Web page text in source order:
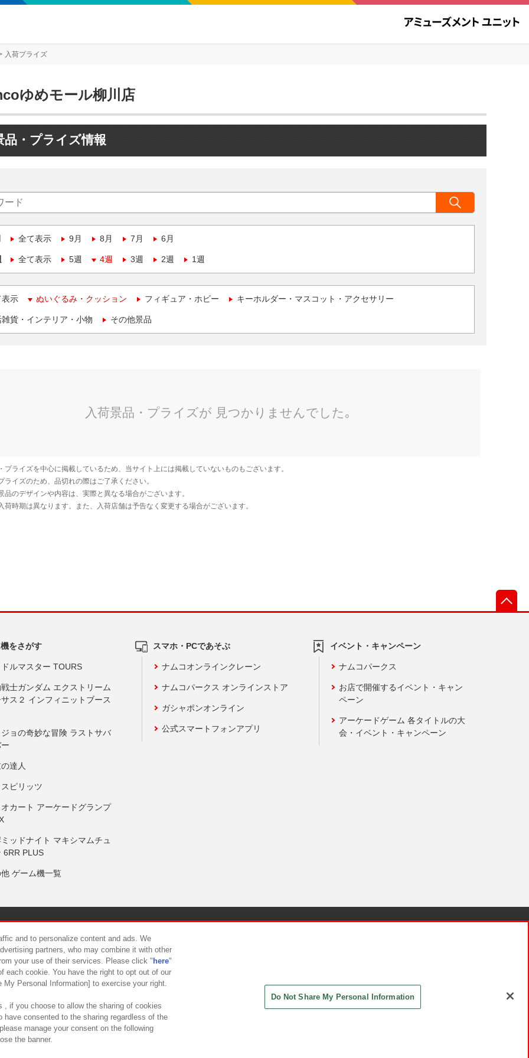
入荷プライズ
ゆめモール柳川店
品・プライズ情報
全て表示 9月 8月 7月 6月
全て表示 5週 4週 3週 2週 1週
表示 ぬいぐるみ・クッション フィギュア・ホビー キーホルダー・マスコット・アクセサリー
貨・インテリア・小物 その他景品
をさがす
ルマスター TOURS
士ガンダム エクストリーム
ス２ インフィニットブース
ョの奇妙な冒険 ラストサバ
達人
ピリッツ
カート アーケードグランプ
ッドナイト マキシマムチュ
6RR PLUS
ゲーム機一覧
スマホ・PCであそぶ
ナムコオンラインクレーン
ナムコパークス オンラインストア
ガシャポンオンライン
公式スマートフォンアプリ
イベント・キャンペーン
ナムコパークス
お店で開催するイベント・キャン
ペーン
アーケードゲーム 各タイトルの大
会・イベント・キャンペーン
について カスタマーハラスメント対応方針
and to personalize content and ads. We
partners, who may combine it with other
your use of their services. Please click " here"
each cookie. You have the right to opt out of our
Personal Information] to exercise your right.
, if you choose to allow the sharing of cookies
have consented to the sharing regardless of the
manage your consent on the following
the banner.
Do Not Share My Personal Information